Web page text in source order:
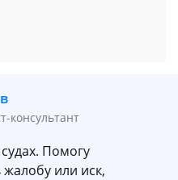
консультант
Помогу
или иск,